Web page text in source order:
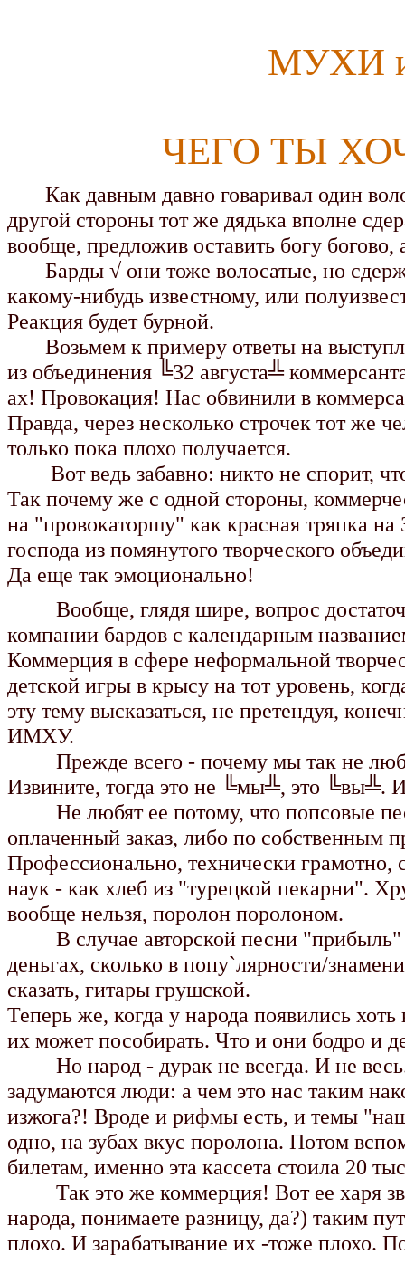
МУХИ
ЧЕГО ТЫ
Как давным давно говаривал один
другой стороны тот же дядька вполне
вообще, предложив оставить богу богово,
Барды √ они тоже волосатые, но
какому-нибудь известному, или
Реакция будет бурной.
Возьмем к примеру ответы на
из объединения ╚32 августа╩
ах! Провокация! Нас обвинили в
Правда, через несколько строчек тот же
только пока плохо получается.
Вот ведь забавно: никто не спорит,
Так почему же с одной стороны,
на "провокаторшу" как красная тряпка
господа из помянутого творческого
Да еще так эмоционально!
Вообще, глядя шире, вопрос
компании бардов с календарным
Коммерция в сфере неформальной
детской игры в крысу на тот уровень,
эту тему высказаться, не претендуя,
ИМХУ.
Прежде всего - почему мы так не
Извините, тогда это не ╚мы╩, это ╚вы╩.
Не любят ее потому, что попсовые
оплаченный заказ, либо по собственным
Профессионально, технически
наук - как хлеб из "турецкой пекарни".
вообще нельзя, поролон поролоном.
В случае авторской песни "прибыль"
деньгах, сколько в попу`лярности/
сказать, гитары грушской.
Теперь же, когда у народа появились
их может пособирать. Что и они бодро и
Hо народ - дурак не всегда. И не весь.
задумаются люди: а чем это нас таким
изжога?! Вроде и рифмы есть, и темы
одно, на зубах вкус поролона. Потом
билетам, именно эта кассета стоила 20
Так это же коммерция! Вот ее харя
народа, понимаете разницу, да?) таким
плохо. И зарабатывание их -тоже плохо.